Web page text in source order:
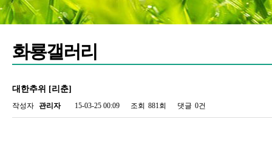
화룡갤러리
대한추위 [리춘]
작성자 관리자 15-03-25 00:09 조회 881회 댓글 0건